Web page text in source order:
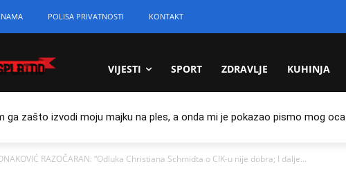
POLISA PRIVATNOSTI KONTAKT
VIJESTI SPORT ZDRAVLJE KUHINJA
ga zašto izvodi moju majku na ples, a onda mi je pokazao pismo mog oca
RAZOČARAN: “Odluka Christiana Schmidta o CIK-u nije dobra; I dalje...